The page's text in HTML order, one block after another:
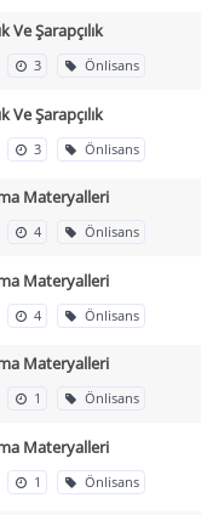
Ve Şarapçılık
3 Önlisans
Ve Şarapçılık
3 Önlisans
Materyalleri
4 Önlisans
Materyalleri
4 Önlisans
Materyalleri
1 Önlisans
Materyalleri
1 Önlisans